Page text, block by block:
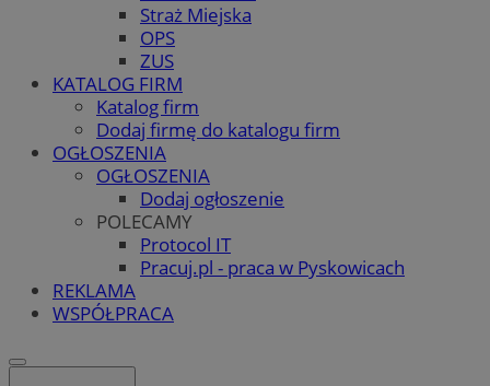
Straż Miejska
OPS
ZUS
KATALOG FIRM
Katalog firm
Dodaj firmę do katalogu firm
OGŁOSZENIA
OGŁOSZENIA
Dodaj ogłoszenie
POLECAMY
Protocol IT
Pracuj.pl - praca w Pyskowicach
REKLAMA
WSPÓŁPRACA